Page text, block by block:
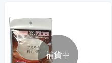
補貨中